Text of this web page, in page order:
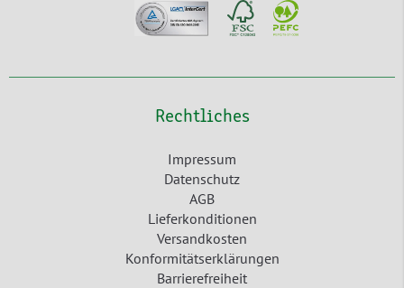
Rechtliches
Impressum
Datenschutz
AGB
Lieferkonditionen
Versandkosten
Konformitätserklärungen
Barrierefreiheit